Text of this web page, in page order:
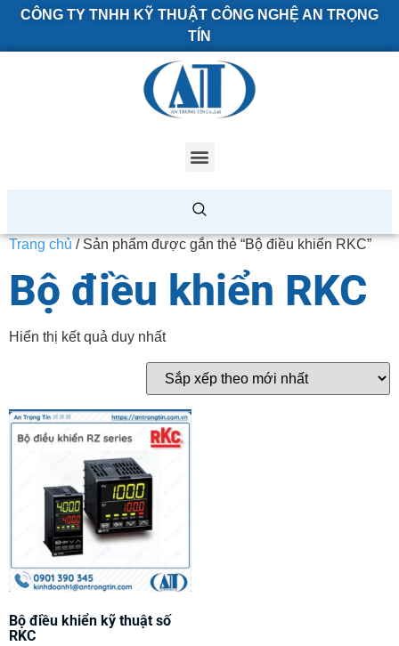
CÔNG TY TNHH KỸ THUẬT CÔNG NGHỆ AN TRỌNG
TÍN
Trang chủ / Sản phẩm được gắn thẻ “Bộ điều khiển RKC”
Bộ điều khiển RKC
Hiển thị kết quả duy nhất
Bộ điều khiển kỹ thuật số
RKC